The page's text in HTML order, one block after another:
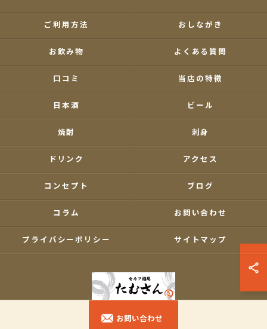
お問い合わせ
ご利用方法 おしながき
お飲み物 よくある質問
口コミ 当店の特徴
日本酒 ビール
焼酎 刺身
ドリンク アクセス
コンセプト ブログ
コラム お問い合わせ
プライバシーポリシー サイトマップ
© 2026 東京都南大塚の居酒屋ならセルフ酒場たむさん ALL RIGHTS RESERVED.